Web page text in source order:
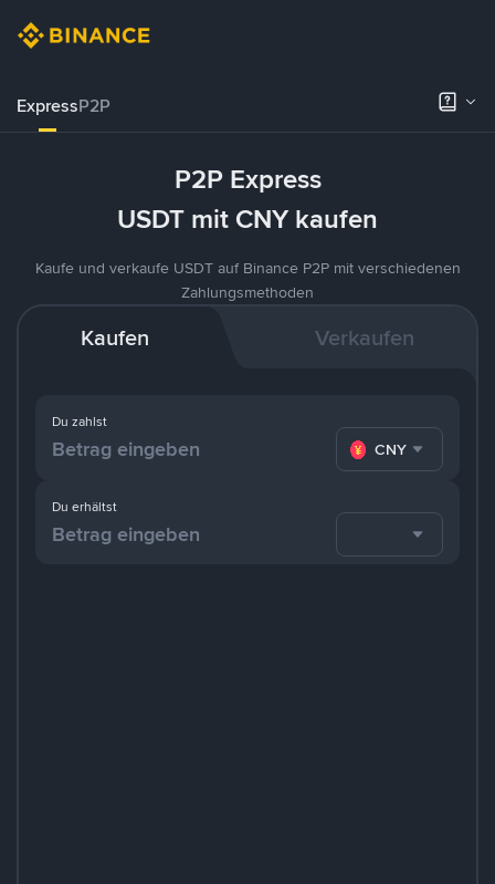
ExpressP2P
P2P Express
USDT mit CNY kaufen
Kaufe und verkaufe USDT auf Binance P2P mit verschiedenen
Zahlungsmethoden
Kaufen Verkaufen
Du zahlst
CNY
Du erhältst